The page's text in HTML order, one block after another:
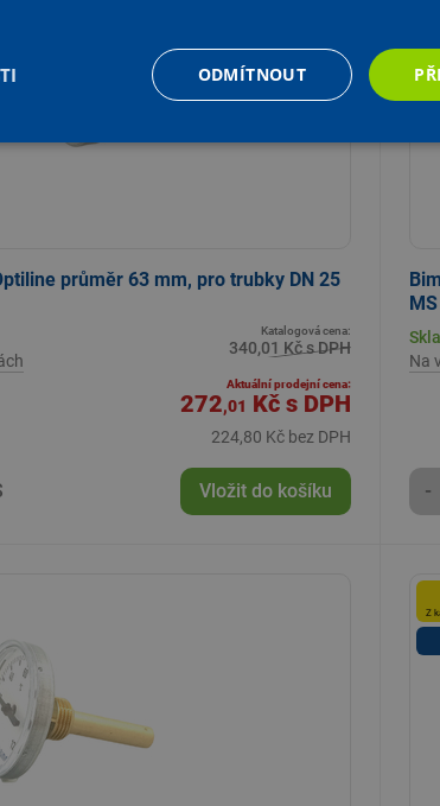
průměr 63 mm, pro trubky DN 25
Katalogová cena:
340,01 Kč s DPH
Aktuální prodejní cena:
272,01 Kč s DPH
224,80 Kč bez DPH
Vložit do košíku
Na
-
Z
ODMÍTNOUT